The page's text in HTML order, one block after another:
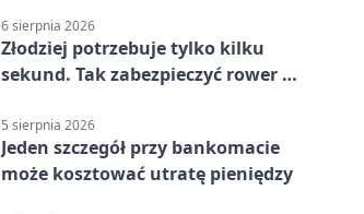
6 sierpnia 2026
Złodziej potrzebuje tylko kilku
sekund. Tak zabezpieczyć rower w
5 sierpnia 2026
Jeden szczegół przy bankomacie
może kosztować utratę pieniędzy